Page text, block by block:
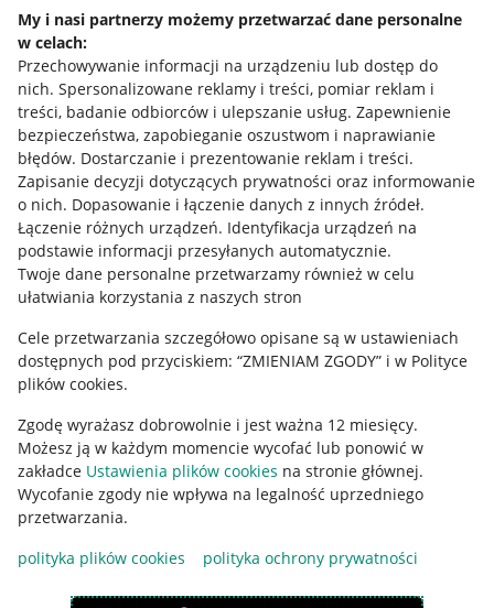
My i nasi partnerzy możemy przetwarzać dane personalne
w celach:
Przechowywanie informacji na urządzeniu lub dostęp do
nich. Spersonalizowane reklamy i treści, pomiar reklam i
treści, badanie odbiorców i ulepszanie usług. Zapewnienie
bezpieczeństwa, zapobieganie oszustwom i naprawianie
błędów. Dostarczanie i prezentowanie reklam i treści.
Zapisanie decyzji dotyczących prywatności oraz informowanie
o nich. Dopasowanie i łączenie danych z innych źródeł.
Łączenie różnych urządzeń. Identyfikacja urządzeń na
podstawie informacji przesyłanych automatycznie.
Twoje dane personalne przetwarzamy również w celu
ułatwiania korzystania z naszych stron
Cele przetwarzania szczegółowo opisane są w ustawieniach
dostępnych pod przyciskiem: “ZMIENIAM ZGODY” i w Polityce
plików cookies.
Zgodę wyrażasz dobrowolnie i jest ważna 12 miesięcy.
Możesz ją w każdym momencie wycofać lub ponowić w
zakładce Ustawienia plików cookies na stronie głównej.
Wycofanie zgody nie wpływa na legalność uprzedniego
przetwarzania.
polityka plików cookies
polityka ochrony prywatności
Allegro Gadane dla sprzedających
Allegro Gadane dla kupujących
Mapa miejscowości
Informacje prawne
Regulamin
Polityka plików "cookies"
Ustawienia plików "cookies"
Udostępnianie lokalizacji
Informacje dla Aktu o Usługach Cyfrowych
Pobierz aplikację